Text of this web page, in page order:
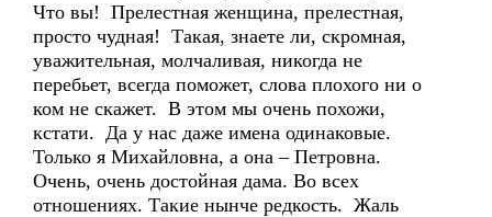
Что вы! Прелестная женщина, прелестная,
просто чудная! Такая, знаете ли, скромная,
уважительная, молчаливая, никогда не
перебьет, всегда поможет, слова плохого ни о
ком не скажет. В этом мы очень похожи,
кстати. Да у нас даже имена одинаковые.
Только я Михайловна, а она – Петровна.
Очень, очень достойная дама. Во всех
отношениях. Такие нынче редкость. Жаль